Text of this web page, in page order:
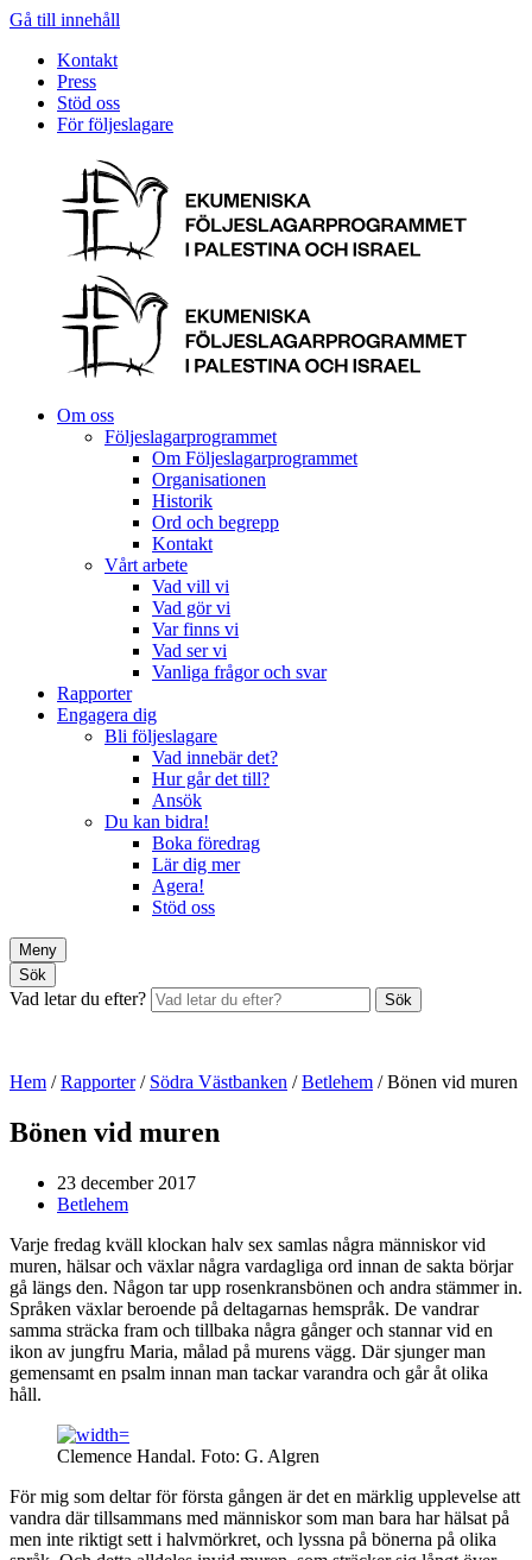
Gå till innehåll
Kontakt
Press
Stöd oss
För följeslagare
Om oss
Följeslagarprogrammet
Om Följeslagarprogrammet
Organisationen
Historik
Ord och begrepp
Kontakt
Vårt arbete
Vad vill vi
Vad gör vi
Var finns vi
Vad ser vi
Vanliga frågor och svar
Rapporter
Engagera dig
Bli följeslagare
Vad innebär det?
Hur går det till?
Ansök
Du kan bidra!
Boka föredrag
Lär dig mer
Agera!
Stöd oss
Meny
Sök
Vad letar du efter? Sök
Hem /Rapporter/ Södra Västbanken /Betlehem /Bönen vid muren
Bönen vid muren
23 december 2017
Betlehem
Varje fredag kväll klockan halv sex samlas några människor vid
muren, hälsar och växlar några vardagliga ord innan de sakta börjar
gå längs den. Någon tar upp rosenkransbönen och andra stämmer in.
Språken växlar beroende på deltagarnas hemspråk. De vandrar
samma sträcka fram och tillbaka några gånger och stannar vid en
ikon av jungfru Maria, målad på murens vägg. Där sjunger man
gemensamt en psalm innan man tackar varandra och går åt olika
håll.
Clemence Handal. Foto: G. Algren
För mig som deltar för första gången är det en märklig upplevelse att
vandra där tillsammans med människor som man bara har hälsat på
men inte riktigt sett i halvmörkret, och lyssna på bönerna på olika